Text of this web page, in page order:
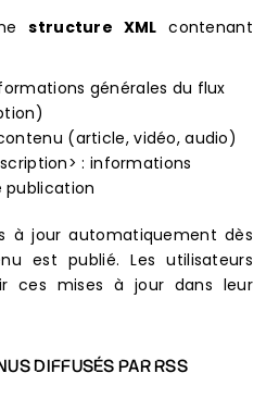
structure XML contenant
générales du flux
(article, vidéo, audio)
: informations
publication
à jour automatiquement dès
est publié. Les utilisateurs
ces mises à jour dans leur
DIFFUSÉS PAR RSS